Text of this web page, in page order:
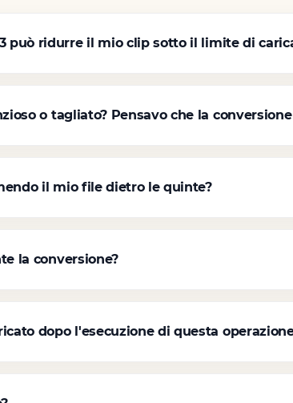
può ridurre il mio clip sotto il limite di
o tagliato? Pensavo che la
il mio file dietro le quinte?
la conversione?
dopo l'esecuzione di questa